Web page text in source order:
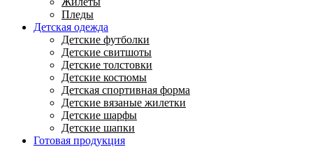
Пледы
Детская одежда
Детские футболки
Детские свитшоты
Детские толстовки
Детские костюмы
Детская спортивная форма
Детские вязаные жилетки
Детские шарфы
Детские шапки
Готовая продукция